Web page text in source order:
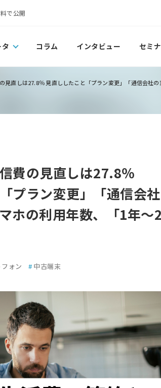
で公開
コラム インタビュー セミ
見直しは27.8％ 見直ししたこと「プラン変更」「通信会社
費の見直しは27.8％
プラン変更」「通信会
ホの利用年数、「1年
ォン # 中古端末